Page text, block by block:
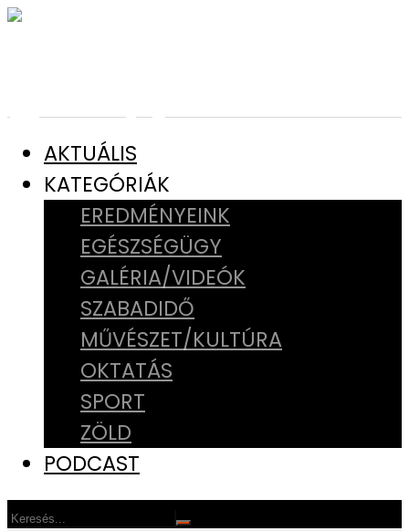
AKTUÁLIS
KATEGÓRIÁK
EREDMÉNYEINK
EGÉSZSÉGÜGY
GALÉRIA/VIDEÓK
SZABADIDŐ
MŰVÉSZET/KULTÚRA
OKTATÁS
SPORT
ZÖLD
PODCAST